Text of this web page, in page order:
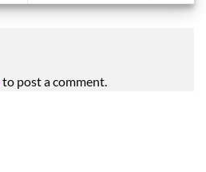
to post a comment.